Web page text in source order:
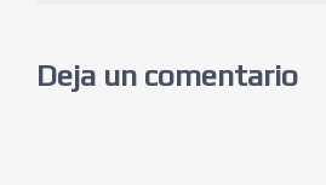
Deja un comentario